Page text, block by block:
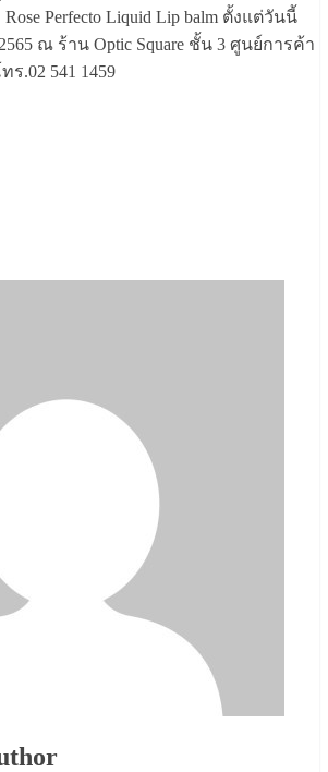
Perfecto Liquid Lip balm ตั้งแต่วันนี้
ณ ร้าน Optic Square ชั้น 3 ศูนย์การค้า
.02 541 1459